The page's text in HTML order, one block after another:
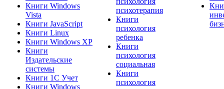
Книги Windows
Vista
Книги JavaScript
Книги Linux
Книги Windows XP
Книги
Издательские
системы
Книги 1C Учет
Книги Windows
психотерапия
Книги
психология
ребенка
Книги
психология
социальная
Книги
психология